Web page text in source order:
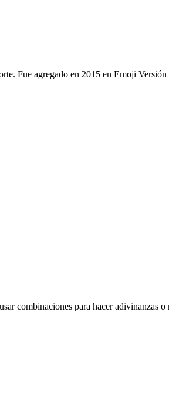
Fue agregado en 2015 en Emoji Versión
combinaciones para hacer adivinanzas o